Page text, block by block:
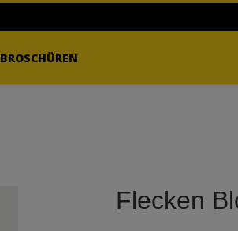
BROSCHÜREN
Flecken